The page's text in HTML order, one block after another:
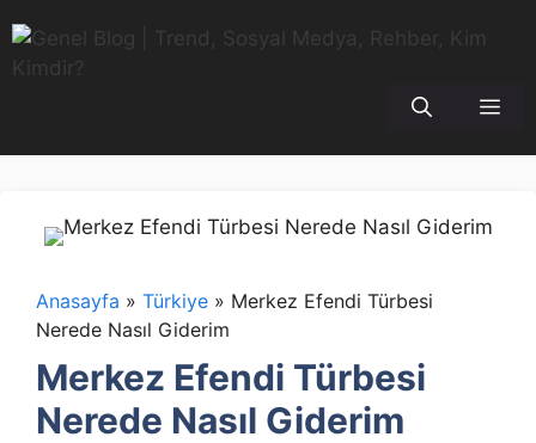
atla
Anasayfa » Türkiye » Merkez Efendi Türbesi
Nerede Nasıl Giderim
Merkez Efendi Türbesi
Nerede Nasıl Giderim